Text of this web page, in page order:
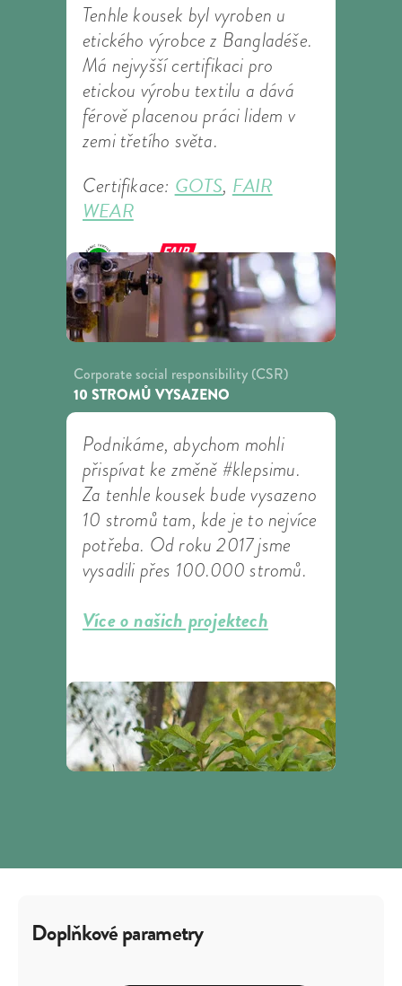
Tenhle kousek byl vyroben u
etického výrobce z Bangladéše.
Má nejvyšší certifikaci pro
etickou výrobu textilu a dává
férově placenou práci lidem v
zemi třetího světa.
Certifikace: GOTS, FAIR
WEAR
Corporate social responsibility (CSR)
10 STROMŮ VYSAZENO
Podnikáme, abychom mohli
přispívat ke změně #klepsimu.
Za tenhle kousek bude vysazeno
10 stromů tam, kde je to nejvíce
potřeba. Od roku 2017 jsme
vysadili přes 100.000 stromů.
Více o našich projektech
Doplňkové parametry